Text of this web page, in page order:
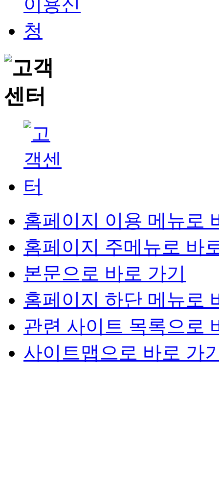
홈페이지 이용 메뉴로
홈페이지 주메뉴로 바
본문으로 바로 가기
홈페이지 하단 메뉴로
관련 사이트 목록으로
사이트맵으로 바로 가